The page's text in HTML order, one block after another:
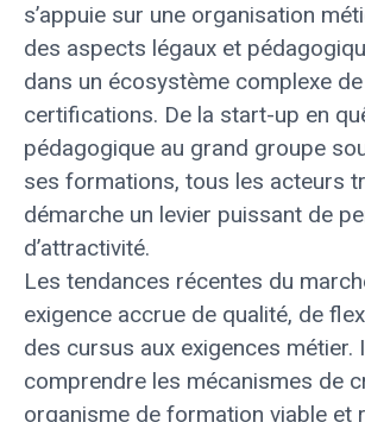
s’appuie sur une organisation
des aspects légaux et
dans un écosystème complexe
certifications. De la start-up en
pédagogique au grand groupe
ses formations, tous les acteurs
démarche un levier puissant de
d’attractivité.
Les tendances récentes du
exigence accrue de qualité, de
des cursus aux exigences métier.
comprendre les mécanismes de
organisme de formation viable et